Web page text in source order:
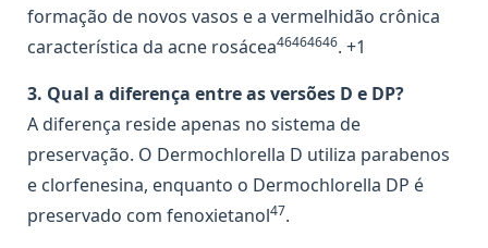
formação de novos vasos e a vermelhidão crônica
característica da acne rosácea46464646. +1
3. Qual a diferença entre as versões D e DP?
A diferença reside apenas no sistema de
preservação. O Dermochlorella D utiliza parabenos
e clorfenesina, enquanto o Dermochlorella DP é
preservado com fenoxietanol47.